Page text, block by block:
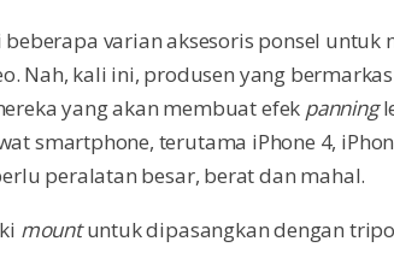
varian aksesoris ponsel
Nah, kali ini, produsen yang
yang akan membuat efek panning
smartphone, terutama iPhone 4,
peralatan besar, berat dan mahal.
mountuntuk dipasangkan dengan